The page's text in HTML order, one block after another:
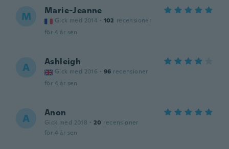
M Marie-Jeanne
Gick med 2014 · 102 recensioner
för 4 år sen
A Ashleigh
Gick med 2016 · 96 recensioner
för 4 år sen
A Anon
Gick med 2018 · 20 recensioner
för 4 år sen